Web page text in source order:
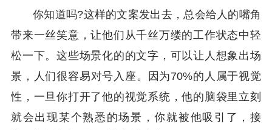
你知道吗?这样的文案发出去，总会给人的嘴角
带来一丝笑意，让他们从千丝万缕的工作状态中轻
松一下。这些场景化的的文字，可以让人想象出场
景，人们很容易对号入座。因为70%的人属于视觉
性，一旦你打开了他的视觉系统，他的脑袋里立刻
就会出现某个熟悉的场景，你就被他吸引了，接